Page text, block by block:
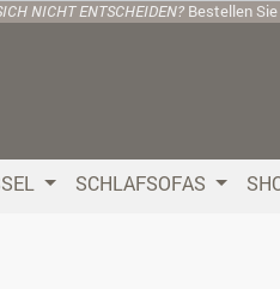
NICHT ENTSCHEIDEN? Bestellen
SCHLAFSOFAS